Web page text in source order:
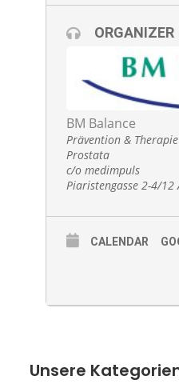
ORGANIZER
BM Balance
Prävention &
Prostata
c/o medimpuls
Piaristengasse 2-4/12
CALENDAR
Unsere